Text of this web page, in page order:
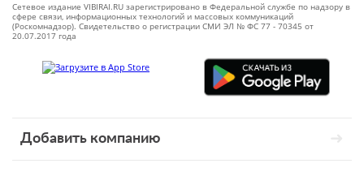
Сетевое издание VIBIRAI.RU зарегистрировано в Федеральной службе по надзору в
сфере связи, информационных технологий и массовых коммуникаций
(Роскомнадзор). Свидетельство о регистрации СМИ ЭЛ № ФС 77 - 70345 от
20.07.2017 года
Добавить компанию